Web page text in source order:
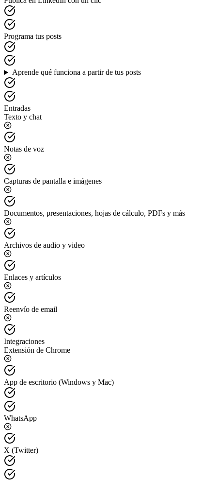
Programa tus posts
Aprende qué funciona a partir de tus posts
Entradas
Texto y chat
Notas de voz
Capturas de pantalla e imágenes
Documentos, presentaciones, hojas de cálculo, PDFs y más
Archivos de audio y video
Enlaces y artículos
Reenvío de email
Integraciones
Extensión de Chrome
App de escritorio (Windows y Mac)
WhatsApp
X (Twitter)